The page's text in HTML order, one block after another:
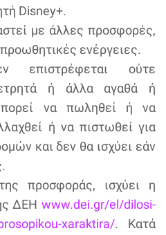
Disney+.
με άλλες προσφορές,
ενέργειες.
ούτε
ή άλλα αγαθά ή
να πωληθεί ή να
ή να πιστωθεί για
και δεν θα ισχύει εάν
προσφοράς, ισχύει η
ΔΕΗ www.dei.gr/el/dilosi-
xaraktira/. Κατά